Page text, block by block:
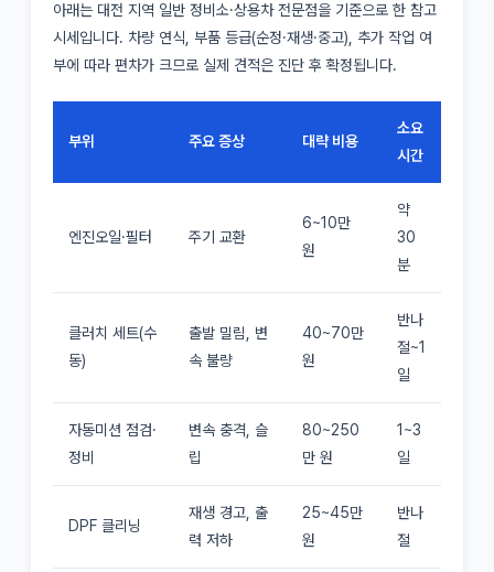
아래는 대전 지역 일반 정비소·상용차 전문점을 기준으로 한 참고
시세입니다. 차량 연식, 부품 등급(순정·재생·중고), 추가 작업 여
부에 따라 편차가 크므로 실제 견적은 진단 후 확정됩니다.
부위 주요 증상 대략 비용
소요
시간
엔진오일·필터 주기 교환
6~10만
원
약
30
분
클러치 세트(수
동)
출발 밀림, 변
속 불량
40~70만
원
반나
절~1
일
자동미션 점검·
정비
변속 충격, 슬
립
80~250
만 원
1~3
일
DPF 클리닝
재생 경고, 출
력 저하
25~45만
원
반나
절